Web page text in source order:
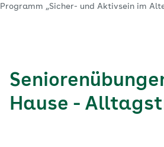
Programm „Sicher- und Aktivsein im
Hause -